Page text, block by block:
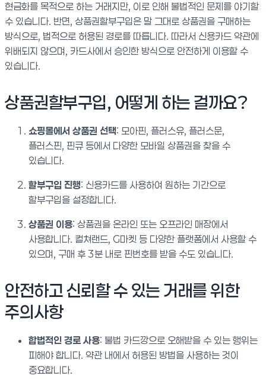
현금화를 목적으로 하는 거래지만, 이로 인해 불법적인 문제를 야기할
수 있습니다. 반면, 상품권할부구입은 말 그대로 상품권을 구매하는
방식으로, 법적으로 허용된 경로를 따릅니다. 따라서 신용카드 약관에
위배되지 않으며, 카드사에서 승인한 방식으로 안전하게 이용할 수
있습니다.
상품권할부구입, 어떻게 하는 걸까요?
쇼핑몰에서 상품권 선택: 모아핀, 플러스유, 플러스문,
플러스핀, 핀큐 등에서 다양한 모바일 상품권을 찾을 수
있습니다.
할부구입 진행: 신용카드를 사용하여 원하는 기간으로
할부구입을 설정합니다.
상품권 이용: 상품권을 온라인 또는 오프라인 매장에서
사용합니다. 컬쳐랜드, G마켓 등 다양한 플랫폼에서 사용할 수
있으며, 구매 후 3분 내로 핀번호를 받을 수도 있습니다.
안전하고 신뢰할 수 있는 거래를 위한
주의사항
합법적인 경로 사용: 불법 카드깡으로 오해받을 수 있는 행위는
피해야 합니다. 약관 내에서 허용된 방법을 사용하는 것이
중요합니다.